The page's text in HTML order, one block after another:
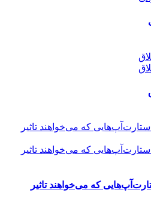
که می‌خواهند تاثیر